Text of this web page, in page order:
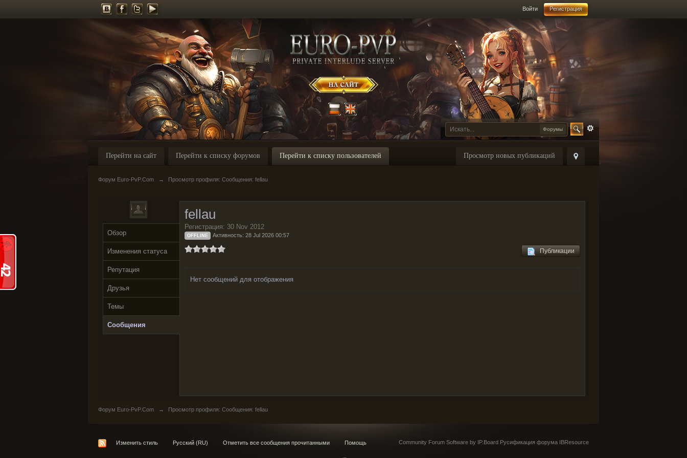
Войти Регистрация
Форумы
Просмотр новых публикаций
Перейти на сайт Перейти к списку форумов Перейти к списку пользователей
Форум Euro-PvP.Com → Просмотр профиля: Сообщения: fellau
Обзор
Изменения статуса
Репутация
Друзья
Темы
Сообщения
fellau
Регистрация: 30 Nov 2012
OFFLINE Активность: 28 Jul 2026 00:57
Публикации
Нет сообщений для отображения
Форум Euro-PvP.Com → Просмотр профиля: Сообщения: fellau
Изменить стиль Русский (RU) Отметить все сообщения прочитанными Помощь Community Forum Software by IP.Board Русификация форума IBResource